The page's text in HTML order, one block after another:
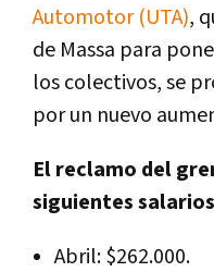
Automotor (UTA),
de Massa para
los colectivos, se
por un nuevo
El reclamo del
siguientes
Abril: $262.000.